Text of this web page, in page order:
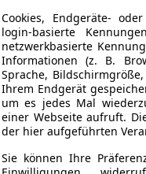
Cookies, Endgeräte-
login-basierte
netzwerkbasierte
Informationen (z. B.
Sprache,
Ihrem Endgerät
um es jedes Mal
einer Webseite aufruft.
der hier aufgeführten
Sie können Ihre